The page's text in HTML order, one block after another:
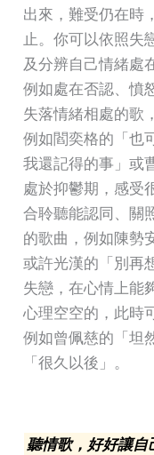
出來，難受仍在時
止。你可以依照失
及分辨自己情緒處
例如處在否認、憤
失落情緒相處的歌
例如閻奕格的「也
我還記得的事」或
處於抑鬱期，感受
合聆聽能認同、關
的歌曲，例如陳勢
或許光漢的「別再
失戀，在心情上能
心理空空的，此時
例如曾佩慈的「坦
「很久以後」。
聽情歌，好好讓自